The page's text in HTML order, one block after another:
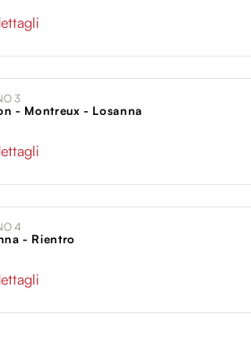
3
- Montreux - Losanna
4
- Rientro